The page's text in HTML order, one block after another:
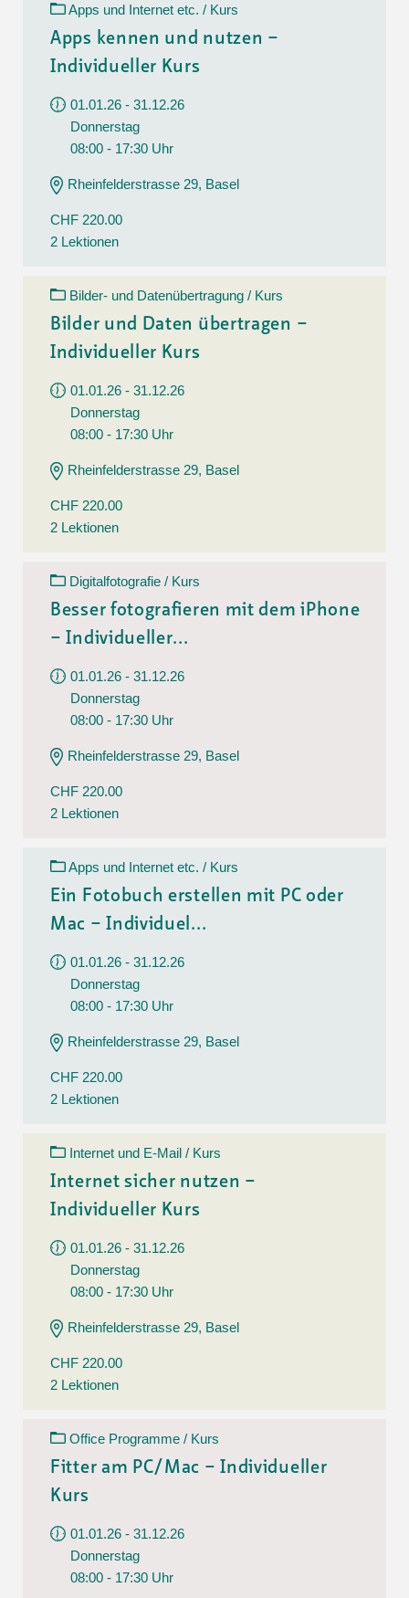
Apps und Internet etc. / Kurs
Apps kennen und nutzen –
Individueller Kurs
01.01.26 - 31.12.26
Donnerstag
08:00 - 17:30 Uhr
Rheinfelderstrasse 29, Basel
CHF 220.00
2 Lektionen
Bilder- und Datenübertragung / Kurs
Bilder und Daten übertragen –
Individueller Kurs
01.01.26 - 31.12.26
Donnerstag
08:00 - 17:30 Uhr
Rheinfelderstrasse 29, Basel
CHF 220.00
2 Lektionen
Digitalfotografie / Kurs
Besser fotografieren mit dem iPhone
– Individueller...
01.01.26 - 31.12.26
Donnerstag
08:00 - 17:30 Uhr
Rheinfelderstrasse 29, Basel
CHF 220.00
2 Lektionen
Apps und Internet etc. / Kurs
Ein Fotobuch erstellen mit PC oder
Mac – Individuel...
01.01.26 - 31.12.26
Donnerstag
08:00 - 17:30 Uhr
Rheinfelderstrasse 29, Basel
CHF 220.00
2 Lektionen
Internet und E-Mail / Kurs
Internet sicher nutzen –
Individueller Kurs
01.01.26 - 31.12.26
Donnerstag
08:00 - 17:30 Uhr
Rheinfelderstrasse 29, Basel
CHF 220.00
2 Lektionen
Office Programme / Kurs
Fitter am PC/Mac – Individueller
Kurs
01.01.26 - 31.12.26
Donnerstag
08:00 - 17:30 Uhr